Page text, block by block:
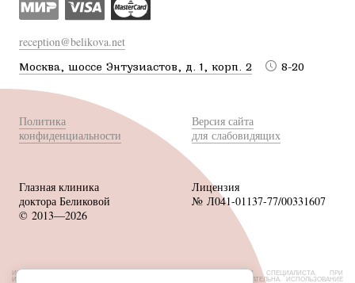
reception@belikova.net
Москва, шоссе Энтузиастов, д. 1, корп. 2 8-20
Политика
конфиденциальности
Версия сайта
для слабовидящих
Глазная клиника
доктора Беликовой
© 2013—2026
Лицензия
№ Л041-01137-77/00331607
ИМЕЮТСЯ ПРОТИВОПОКАЗАНИЯ, НЕОБХОДИМА КОНСУЛЬТАЦИЯ СПЕЦИАЛИСТА. ПРИ
ИСПОЛЬЗОВАНИИ МАТЕРИАЛОВ САЙТА ССЫЛКА НА ИСТОЧНИК ОБЯЗАТЕЛЬНА. ИСПОЛЬЗОВАНИЕ